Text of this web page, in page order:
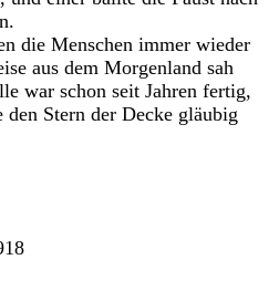
die Menschen immer wieder
aus dem Morgenland sah
war schon seit Jahren fertig,
Stern der Decke gläubig